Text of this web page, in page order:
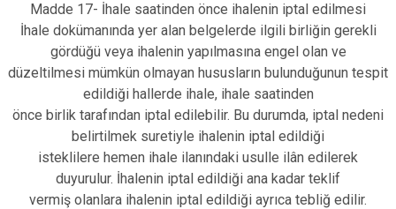
Madde 17- İhale saatinden önce ihalenin iptal edilmesi
İhale dokümanında yer alan belgelerde ilgili birliğin gerekli
gördüğü veya ihalenin yapılmasına engel olan ve
düzeltilmesi mümkün olmayan hususların bulunduğunun tespit
edildiği hallerde ihale, ihale saatinden
önce birlik tarafından iptal edilebilir. Bu durumda, iptal nedeni
belirtilmek suretiyle ihalenin iptal edildiği
isteklilere hemen ihale ilanındaki usulle ilân edilerek
duyurulur. İhalenin iptal edildiği ana kadar teklif
vermiş olanlara ihalenin iptal edildiği ayrıca tebliğ edilir.